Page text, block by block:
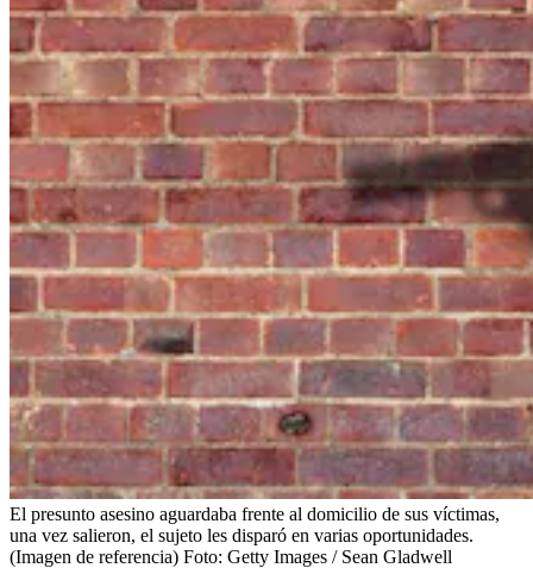
El presunto asesino aguardaba frente al domicilio de sus víctimas,
una vez salieron, el sujeto les disparó en varias oportunidades.
(Imagen de referencia) Foto: Getty Images / Sean Gladwell